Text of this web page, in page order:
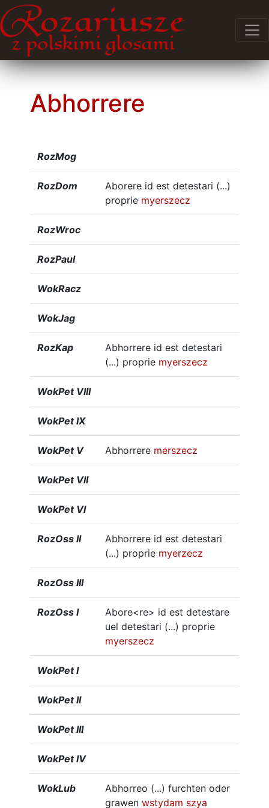
Abhorrere
RozMog
RozDom
Aborere id est detestari (...)
proprie myerszecz
RozWroc
RozPaul
WokRacz
WokJag
RozKap
Abhorrere id est detestari
(...) proprie myerszecz
WokPet VIII
WokPet IX
WokPet V Abhorrere merszecz
WokPet VII
WokPet VI
RozOss II
Abhorrere id est detestari
(...) proprie myerzecz
RozOss III
RozOss I
Abore<re> id est detestare
uel detestari (...) proprie
myerszecz
WokPet I
WokPet II
WokPet III
WokPet IV
WokLub
Abhorreo (...) furchten oder
grawen wstydam szya